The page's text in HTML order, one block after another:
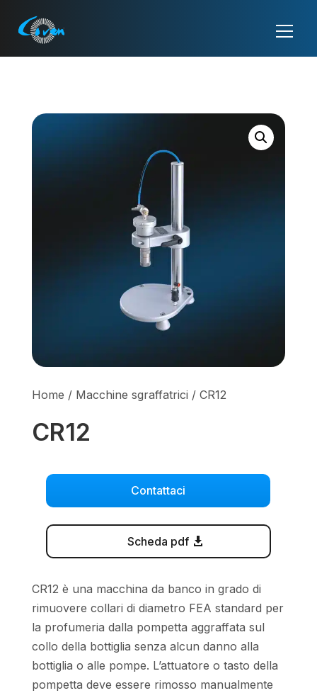
Home / Macchine sgraffatrici / CR12
CR12
Contattaci
Scheda pdf
CR12 è una macchina da banco in grado di
rimuovere collari di diametro FEA standard per
la profumeria dalla pompetta aggraffata sul
collo della bottiglia senza alcun danno alla
bottiglia o alle pompe. L’attuatore o tasto della
pompetta deve essere rimosso manualmente